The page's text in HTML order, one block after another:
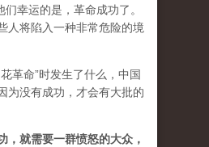
幸运的是，革命成功了。
人将陷入一种非常危险的境
革命”时发生了什么，中国
为没有成功，才会有大批的
，就需要一群愤怒的大众，